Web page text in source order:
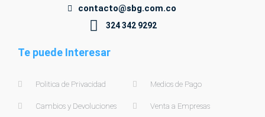
contacto@sbg.com.co
324 342 9292
Te puede Interesar
Politica de Privacidad
Cambios y Devoluciones
Medios de Pago
Venta a Empresas